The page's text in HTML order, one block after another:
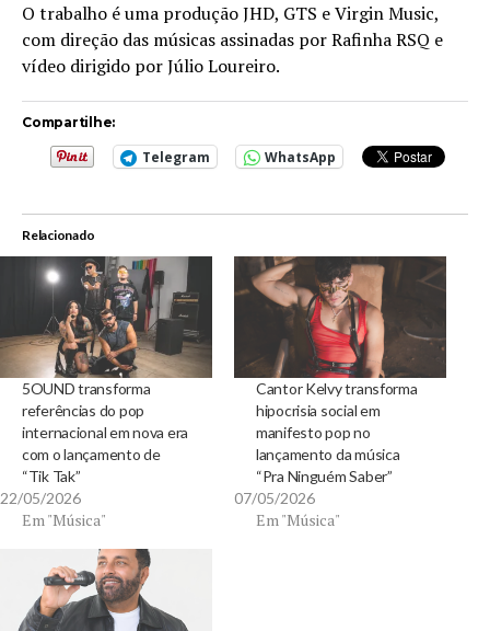
O trabalho é uma produção JHD, GTS e Virgin Music,
com direção das músicas assinadas por Rafinha RSQ e
vídeo dirigido por Júlio Loureiro.
Compartilhe:
Telegram WhatsApp
Relacionado
5OUND transforma
referências do pop
internacional em nova era
com o lançamento de
“Tik Tak”
22/05/2026
Em "Música"
Cantor Kelvy transforma
hipocrisia social em
manifesto pop no
lançamento da música
“Pra Ninguém Saber”
07/05/2026
Em "Música"